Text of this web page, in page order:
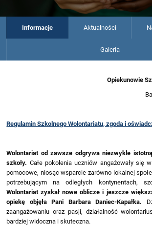
Informacje Aktualności
Galeria
Opiekunowie
Regulamin Szkolnego Wolontariatu, zgoda i
Wolontariat od zawsze odgrywa niezwykle
szkoły. Całe pokolenia uczniów angażowały się
pomocowe, niosąc wsparcie zarówno lokalnej
potrzebującym na odległych kontynentach,
Wolontariat zyskał nowe oblicze i jeszcze
opiekę objęła Pani Barbara Daniec-Kapałka.
zaangażowaniu oraz pasji, działalność
bardziej widoczna i skuteczna.